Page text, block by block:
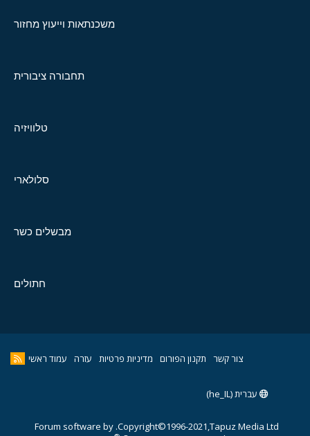
משכנתאות וייעוץ מחזור
תחבורה ציבורית
טלוויזיה
סלולארי
מבשלים כשר
חתולים
צור קשר תקנון הפורום מדיניות פרטיות עזרה עמוד ראשי
עברית (he_IL)
Copyright©1996-2021,Tapuz Media Ltd.
Forum software by